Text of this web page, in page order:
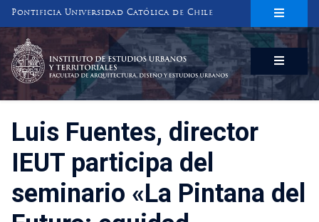
Pontificia Universidad Católica de Chile
INSTITUTO DE ESTUDIOS URBANOS
Y TERRITORIALES
FACULTAD DE ARQUITECTURA, DISEÑO Y ESTUDIOS URBANOS
Luis Fuentes, director
IEUT participa del
seminario «La Pintana del